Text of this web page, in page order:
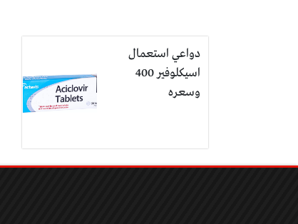
دواعي استعمال
اسيكلوفير 400
وسعره